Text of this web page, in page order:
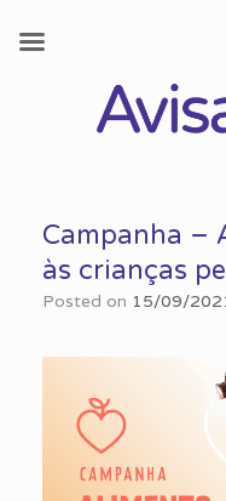
contentCampanha –
às crianças
Posted on 15/09/